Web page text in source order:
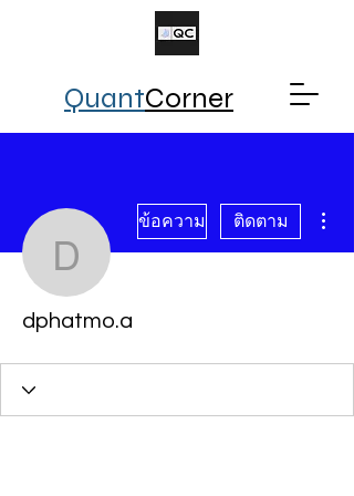
QuantCorner
dphatmo.a
ข้อความ ติดตาม
dphatmo.a